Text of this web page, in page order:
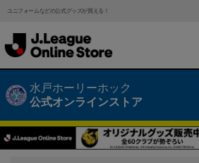
ユニフォームなどの公式グッズが買える！
水戸ホーリーホック
公式オンラインストア